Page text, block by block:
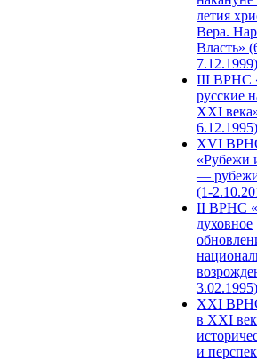
летия
Вера.
Власть»
7.12.1999)
III ВРНС
русские
XXI
6.12.1995)
XVI
«Рубежи
—
(1-
II ВРНС
духовное
3.02.1995)
XХI
в XXI
и